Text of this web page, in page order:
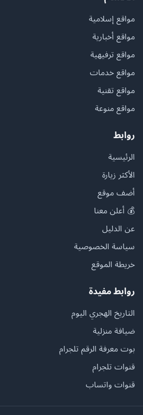
مواقع إسلامية
مواقع أخبارية
مواقع ترفيهية
مواقع خدمات
مواقع تقنية
مواقع منوعة
روابط
الرئيسية
الأكثر زيارة
أضف موقع
💰 أعلن معنا
عن الدليل
سياسة الخصوصية
خريطة الموقع
روابط مفيدة
التاريخ الهجري اليوم
ضيافة منزلية
بوت معرفة الرقم تلجرام
قنوات تلجرام
قنوات واتساب